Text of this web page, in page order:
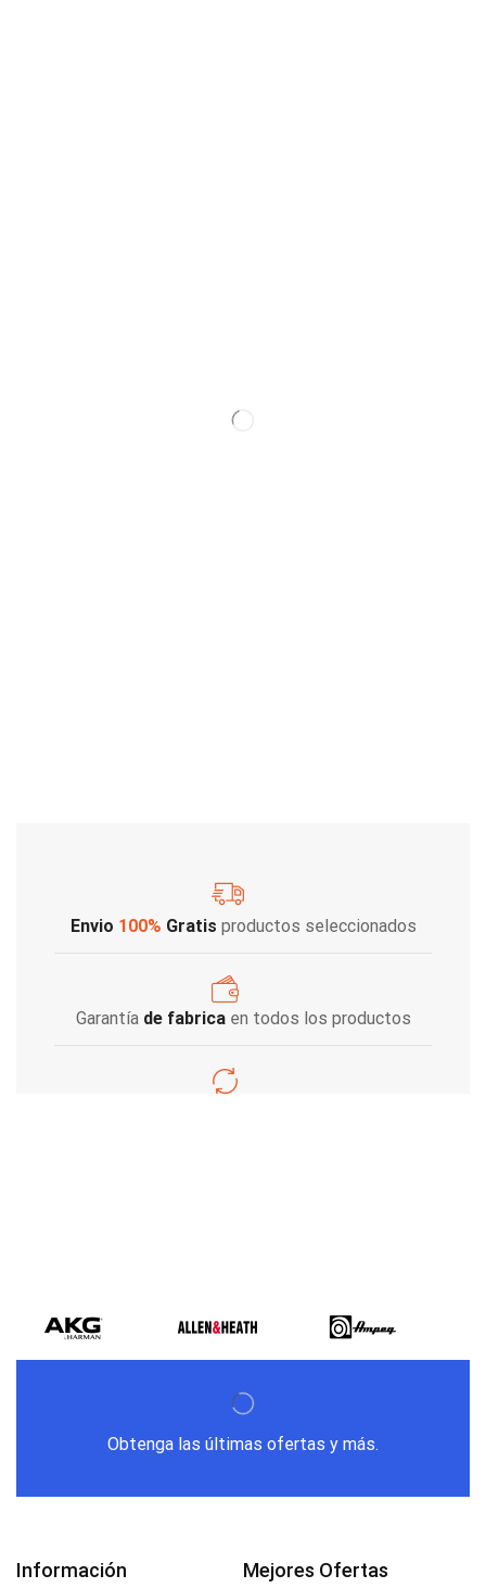
Envio 100% Gratis productos seleccionados
Garantía de fabricaen todos los productos
Obtenga las últimas ofertas y más.
Información Mejores Ofertas